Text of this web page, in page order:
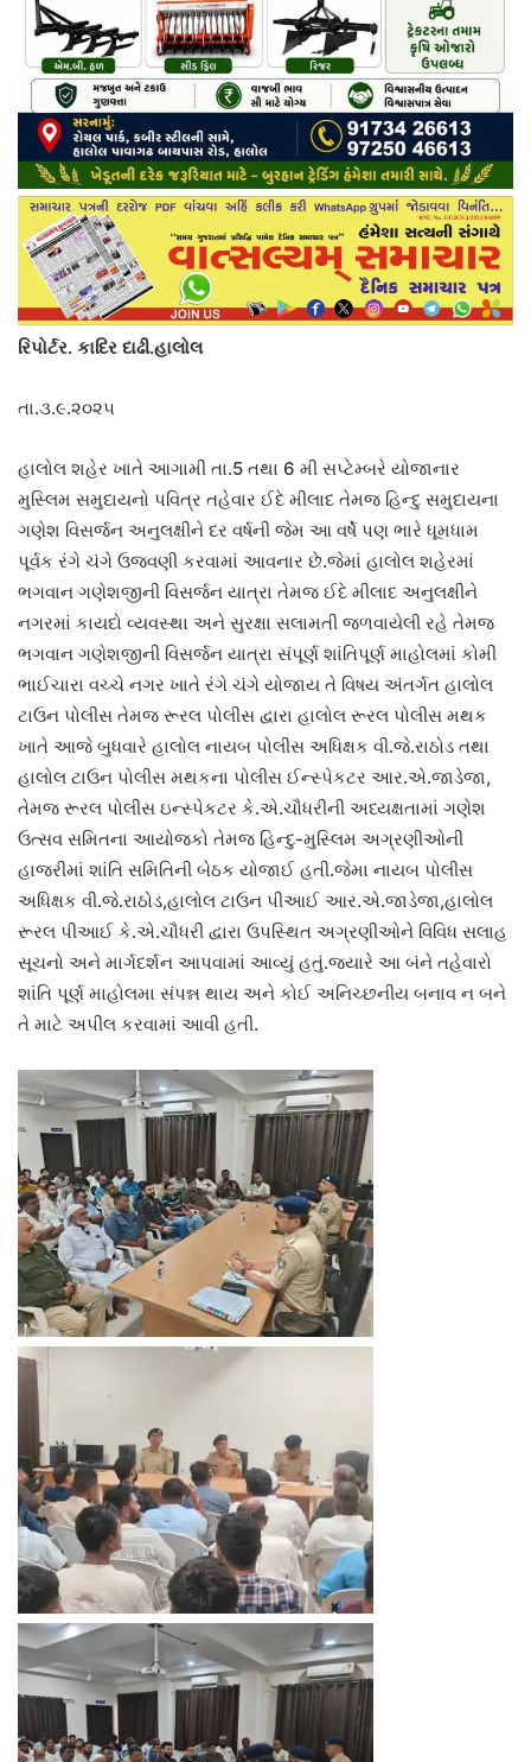
રિપોર્ટર. કાદિર દાઢી.હાલોલ
તા.૩.૯.૨૦૨૫
હાલોલ શહેર ખાતે આગામી તા.5 તથા 6 મી સપ્ટેમ્બરે યોજાનાર
મુસ્લિમ સમુદાયનો પવિત્ર તહેવાર ઈદે મીલાદ તેમજ હિન્દુ સમુદાયના
ગણેશ વિસર્જન અનુલક્ષીને દર વર્ષની જેમ આ વર્ષે પણ ભારે ધૂમધામ
પૂર્વક રંગે ચંગે ઉજવણી કરવામાં આવનાર છે.જેમાં હાલોલ શહેરમાં
ભગવાન ગણેશજીની વિસર્જન યાત્રા તેમજ ઈદે મીલાદ અનુલક્ષીને
નગરમાં કાયદો વ્યવસ્થા અને સુરક્ષા સલામતી જળવાયેલી રહે તેમજ
ભગવાન ગણેશજીની વિસર્જન યાત્રા સંપૂર્ણ શાંતિપૂર્ણ માહોલમાં કોમી
ભાઈચારા વચ્ચે નગર ખાતે રંગે ચંગે યોજાય તે વિષય અંતર્ગત હાલોલ
ટાઉન પોલીસ તેમજ રૂરલ પોલીસ દ્વારા હાલોલ રૂરલ પોલીસ મથક
ખાતે આજે બુધવારે હાલોલ નાયબ પોલીસ અધિક્ષક વી.જે.રાઠોડ તથા
હાલોલ ટાઉન પોલીસ મથકના પોલીસ ઈન્સ્પેકટર આર.એ.જાડેજા,
તેમજ રૂરલ પોલીસ ઇન્સ્પેકટર કે.એ.ચૌધરીની અધ્યક્ષતામાં ગણેશ
ઉત્સવ સમિતના આયોજકો તેમજ હિન્દુ-મુસ્લિમ અગ્રણીઓની
હાજરીમાં શાંતિ સમિતિની બેઠક યોજાઈ હતી.જેમા નાયબ પોલીસ
અધિક્ષક વી.જે.રાઠોડ,હાલોલ ટાઉન પીઆઈ આર.એ.જાડેજા,હાલોલ
રૂરલ પીઆઈ કે.એ.ચૌધરી દ્વારા ઉપસ્થિત અગ્રણીઓને વિવિધ સલાહ
સૂચનો અને માર્ગદર્શન આપવામાં આવ્યું હતું.જ્યારે આ બંને તહેવારો
શાંતિ પૂર્ણ માહોલમા સંપન્ન થાય અને કોઈ અનિચ્છનીય બનાવ ન બને
તે માટે અપીલ કરવામાં આવી હતી.